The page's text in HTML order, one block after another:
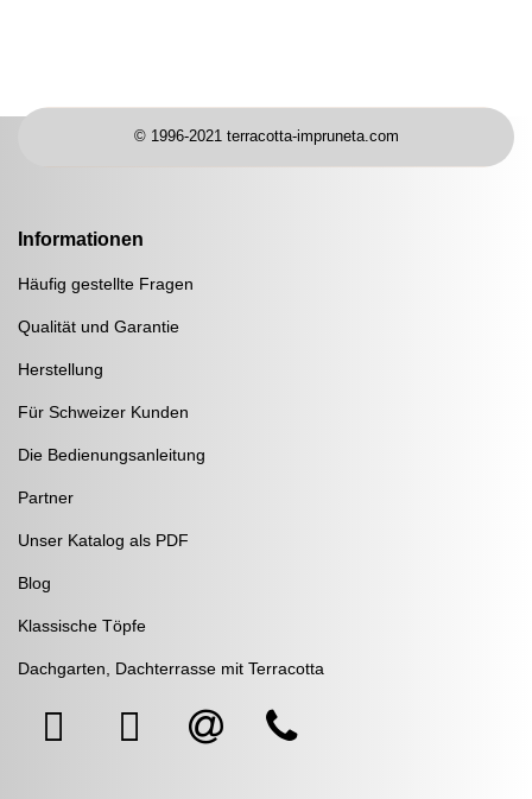
© 1996-2021 terracotta-impruneta.com
Informationen
Häufig gestellte Fragen
Qualität und Garantie
Herstellung
Für Schweizer Kunden
Die Bedienungsanleitung
Partner
Unser Katalog als PDF
Blog
Klassische Töpfe
Dachgarten, Dachterrasse mit Terracotta